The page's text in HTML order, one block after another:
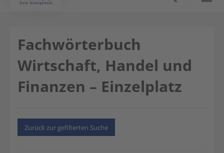
Fachwörterbuch
Wirtschaft, Handel und
Finanzen – Einzelplatz
Zurück zur gefilterten Suche